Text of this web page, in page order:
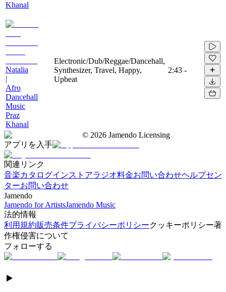
Khanal
Natalia
|
Afro
Dancehall
Music
Praz
Khanal
Electronic/Dub/Reggae/Dancehall,
Synthesizer, Travel, Happy,
Upbeat
2:43 -
© 2026 Jamendo Licensing
アプリを入手
関連リンク
音楽カタログインストアラジオ料金お問い合わせヘルプセン
ターお問い合わせ
Jamendo
Jamendo for ArtistsJamendo Music
法的情報
利用規約販売条件プライバシーポリシークッキーポリシー著
作権侵害について
フォローする